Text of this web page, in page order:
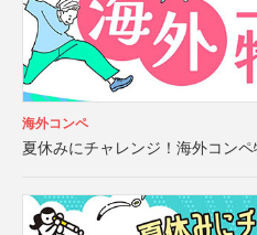
海外コンペ
夏休みにチャレンジ！海外コン